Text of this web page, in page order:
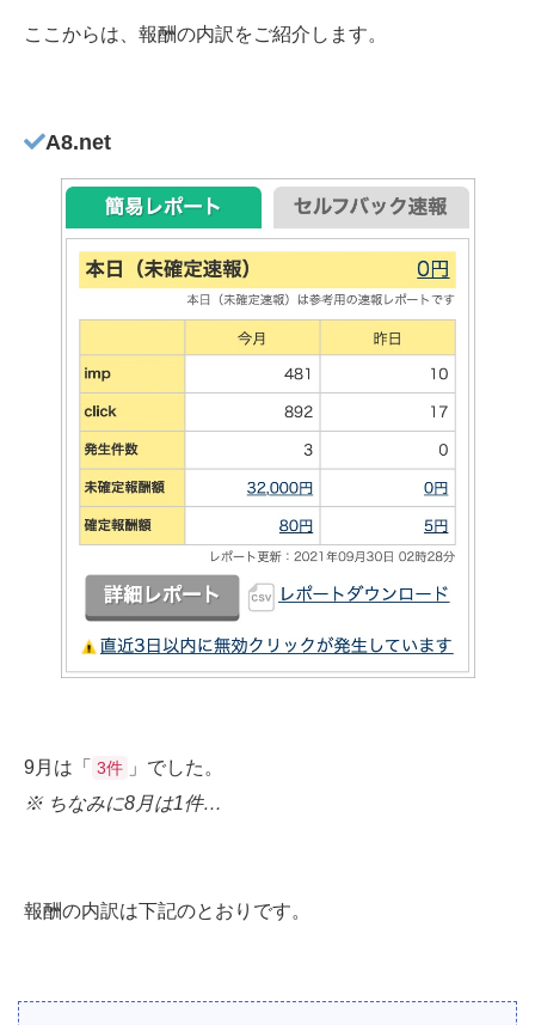
ここからは、報酬の内訳をご紹介します。
A8.net
9月は「 3件
」でした。
※ ちなみに8月は1件…
報酬の内訳は下記のとおりです。